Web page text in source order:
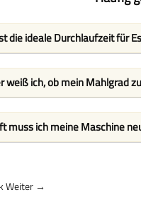
die ideale Durchlaufzeit für
weiß ich, ob mein Mahlgrad
muss ich meine Maschine
Weiter →